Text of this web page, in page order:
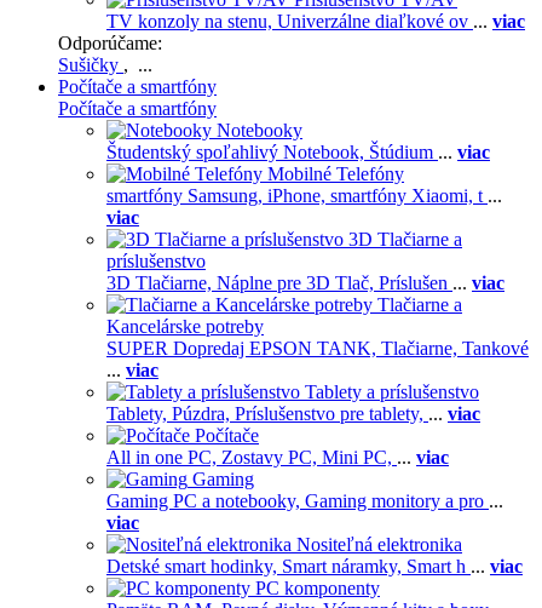
TV konzoly na stenu, Univerzálne diaľkové ov ... viac
Odporúčame:
Sušičky , ...
Počítače a smartfóny
Počítače a smartfóny
Notebooky
Študentský spoľahlivý Notebook, Štúdium ... viac
Mobilné Telefóny
smartfóny Samsung, iPhone, smartfóny Xiaomi, t ...
viac
3D Tlačiarne a
príslušenstvo
3D Tlačiarne, Náplne pre 3D Tlač, Príslušen ... viac
Tlačiarne a
Kancelárske potreby
SUPER Dopredaj EPSON TANK, Tlačiarne, Tankové
... viac
Tablety a príslušenstvo
Tablety, Púzdra, Príslušenstvo pre tablety, ... viac
Počítače
All in one PC, Zostavy PC, Mini PC, ... viac
Gaming
Gaming PC a notebooky, Gaming monitory a pro ...
viac
Nositeľná elektronika
Detské smart hodinky, Smart náramky, Smart h ... viac
PC komponenty